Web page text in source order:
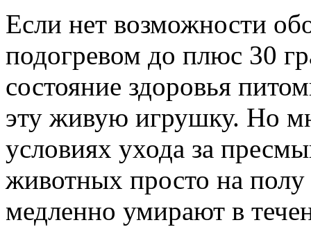
Если нет возможности
подогревом до плюс 30
состояние здоровья
эту живую игрушку. Но
условиях ухода за
животных просто на полу
медленно умирают в